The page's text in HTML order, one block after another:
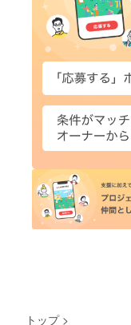
トップ >